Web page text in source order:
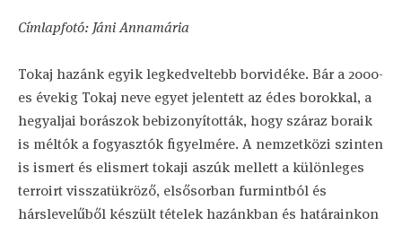
Címlapfotó: Jáni Annamária
Tokaj hazánk egyik legkedveltebb borvidéke. Bár a 2000-
es évekig Tokaj neve egyet jelentett az édes borokkal, a
hegyaljai borászok bebizonyították, hogy száraz boraik
is méltók a fogyasztók figyelmére. A nemzetközi szinten
is ismert és elismert tokaji aszúk mellett a különleges
terroirt visszatükröző, elsősorban furmintból és
hárslevelűből készült tételek hazánkban és határainkon